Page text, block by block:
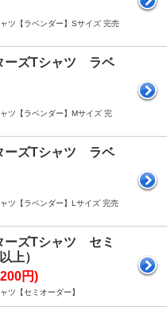
ツ【ラベンダー】Sサイズ 完売
ーズTシャツ ラベ
ツ【ラベンダー】Mサイズ 完
ーズTシャツ ラベ
ツ【ラベンダー】Lサイズ 完売
ーズTシャツ セミ
上）
円)
ツ【セミオーダー】